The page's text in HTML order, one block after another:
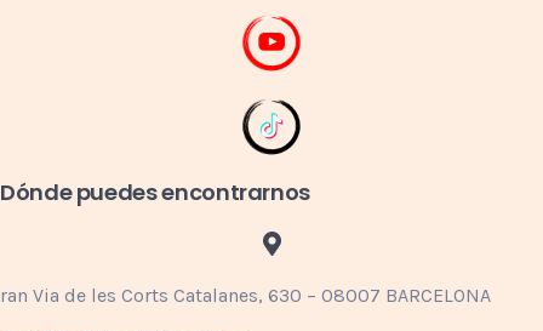
Dónde puedes encontrarnos
Via de les Corts Catalanes, 630 – 08007 BARCELONA